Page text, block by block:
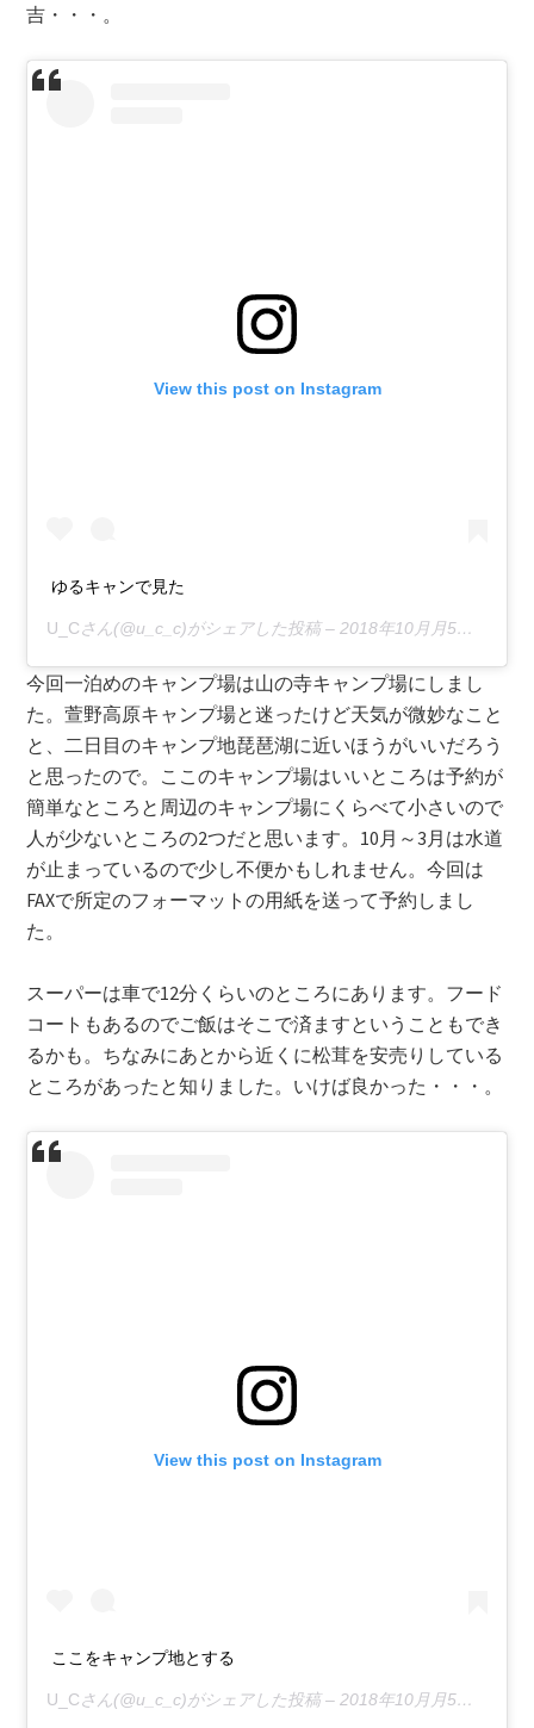
吉・・・。
View this post on Instagram
ゆるキャンで見た
U_Cさん(@u_c_c)がシェアした投稿 –2018年10月月5日午後9時41分PDT
今回一泊めのキャンプ場は山の寺キャンプ場にしまし
た。萱野高原キャンプ場と迷ったけど天気が微妙なこと
と、二日目のキャンプ地琵琶湖に近いほうがいいだろう
と思ったので。ここのキャンプ場はいいところは予約が
簡単なところと周辺のキャンプ場にくらべて小さいので
人が少ないところの2つだと思います。10月～3月は水道
が止まっているので少し不便かもしれません。今回は
FAXで所定のフォーマットの用紙を送って予約しまし
た。
スーパーは車で12分くらいのところにあります。フード
コートもあるのでご飯はそこで済ますということもでき
るかも。ちなみにあとから近くに松茸を安売りしている
ところがあったと知りました。いけば良かった・・・。
View this post on Instagram
ここをキャンプ地とする
U_Cさん(@u_c_c)がシェアした投稿 –2018年10月月5日午後11時26分PDT